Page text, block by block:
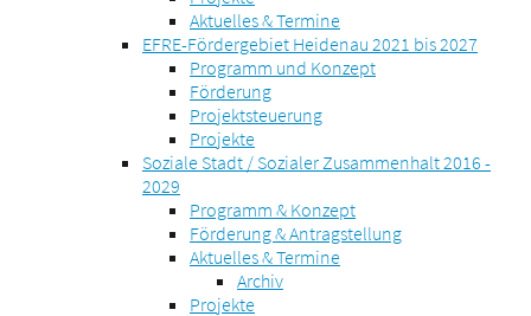
Aktuelles & Termine
EFRE-Fördergebiet Heidenau 2021 bis 2027
Programm und Konzept
Förderung
Projektsteuerung
Projekte
Soziale Stadt / Sozialer Zusammenhalt 2016 -
2029
Programm & Konzept
Förderung & Antragstellung
Aktuelles & Termine
Archiv
Projekte